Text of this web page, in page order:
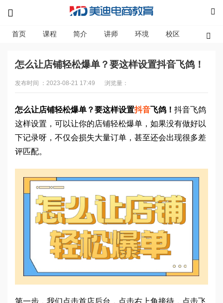
首页 课程 简介 讲师 环境 校区 资讯
怎么让店铺轻松爆单？要这样设置抖音飞鸽！
发布时间 ：2023-08-21 17:49 浏览量：
怎么让店铺轻松爆单？要这样设置抖音飞鸽！ 抖音飞鸽
这样设置，可以让你的店铺轻松爆单，如果没有做好以
下记录呀，不仅会损失大量订单，甚至还会出现很多差
评匹配。
第一步，我们点击首店后台，点击右上角接待，点击飞